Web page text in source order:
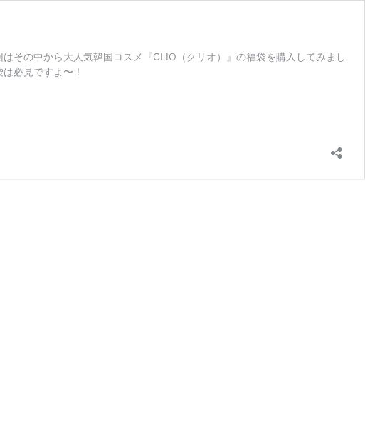
その中から大人気韓国コスメ『CLIO（クリオ）』の福袋を購入してみまし
必見ですよ〜！